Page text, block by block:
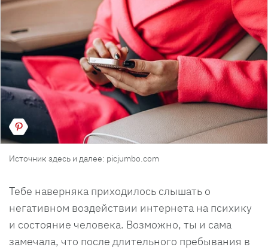
Источник здесь и далее: picjumbo.com
Тебе наверняка приходилось слышать о
негативном воздействии интернета на психику
и состояние человека. Возможно, ты и сама
замечала, что после длительного пребывания в